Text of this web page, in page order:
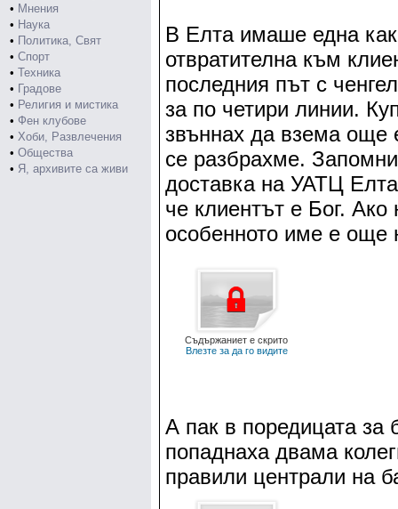
• Мнения
• Наука
• Политика, Свят
• Спорт
• Техника
• Градове
• Религия и мистика
• Фен клубове
• Хоби, Развлечения
• Общества
• Я, архивите са живи
В Елта имаше една
отвратителна към
последния път с
за по четири линии.
звъннах да взема още
се разбрахме.
доставка на УАТЦ
че клиентът е Бог. Ако
особенното име е още
Съдържаниет е скрито
Влезте за да го видите
А пак в поредицата за
попаднаха двама
правили централи на